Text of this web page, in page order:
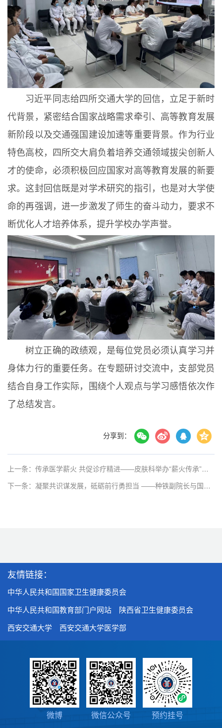
习近平同志给四所交通大学的回信，立足于新时
代背景，紧密结合国家战略需求牵引、高等教育发展
新阶段以及交通强国建设加速等重要背景。作为行业
特色高校，四所交大肩负着培养交通领域拔尖创新人
才的使命，必须积极回应国家对高等教育发展的新要
求。这封回信既是对学术研究的指引，也是对大学使
命的再强调，进一步激发了师生的奋斗动力，要求不
断优化人才培养体系，提升学校办学声誉。
树立正确的政绩观，是每位党员必须认真学习并
身体力行的重要任务。在专题研讨交流中，支部党员
结合自身工作实际，围绕个人观点与学习感悟依次作
了总结发言。
分享到：
友情链接：
中华人民共和国国家卫生健康委员会
中华人民共和国教育部门户网站 陕西省卫生健康委员会
西安交通大学 西安交通大学医学部
微博 微信公众号 预约挂号